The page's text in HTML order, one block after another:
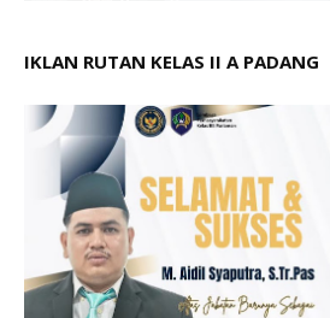
IKLAN RUTAN KELAS II A PADANG